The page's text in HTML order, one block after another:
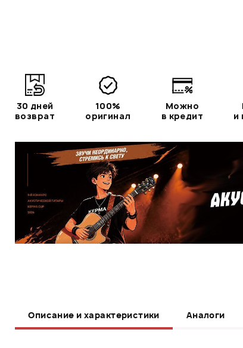
30 дней
возврат
100%
оригинал
Можно
в кредит
и
Описание и характеристики Аналоги